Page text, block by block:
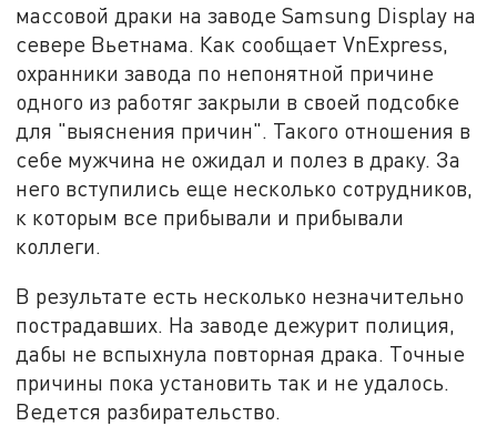
массовой драки на заводе Samsung Display на
севере Вьетнама. Как сообщает VnExpress,
охранники завода по непонятной причине
одного из работяг закрыли в своей подсобке
для "выяснения причин". Такого отношения в
себе мужчина не ожидал и полез в драку. За
него вступились еще несколько сотрудников,
к которым все прибывали и прибывали
коллеги.
В результате есть несколько незначительно
пострадавших. На заводе дежурит полиция,
дабы не вспыхнула повторная драка. Точные
причины пока установить так и не удалось.
Ведется разбирательство.